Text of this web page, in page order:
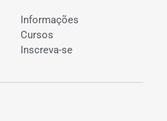
Informações
Cursos
Inscreva-se